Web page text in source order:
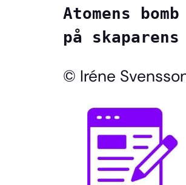
Atomens
på
© Iréne